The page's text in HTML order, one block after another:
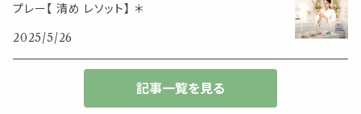
50個以上の大容量
ダブルクリップ・その他
プレー【 清め レソット】 ＊
2025/5/26
記事一覧を見る